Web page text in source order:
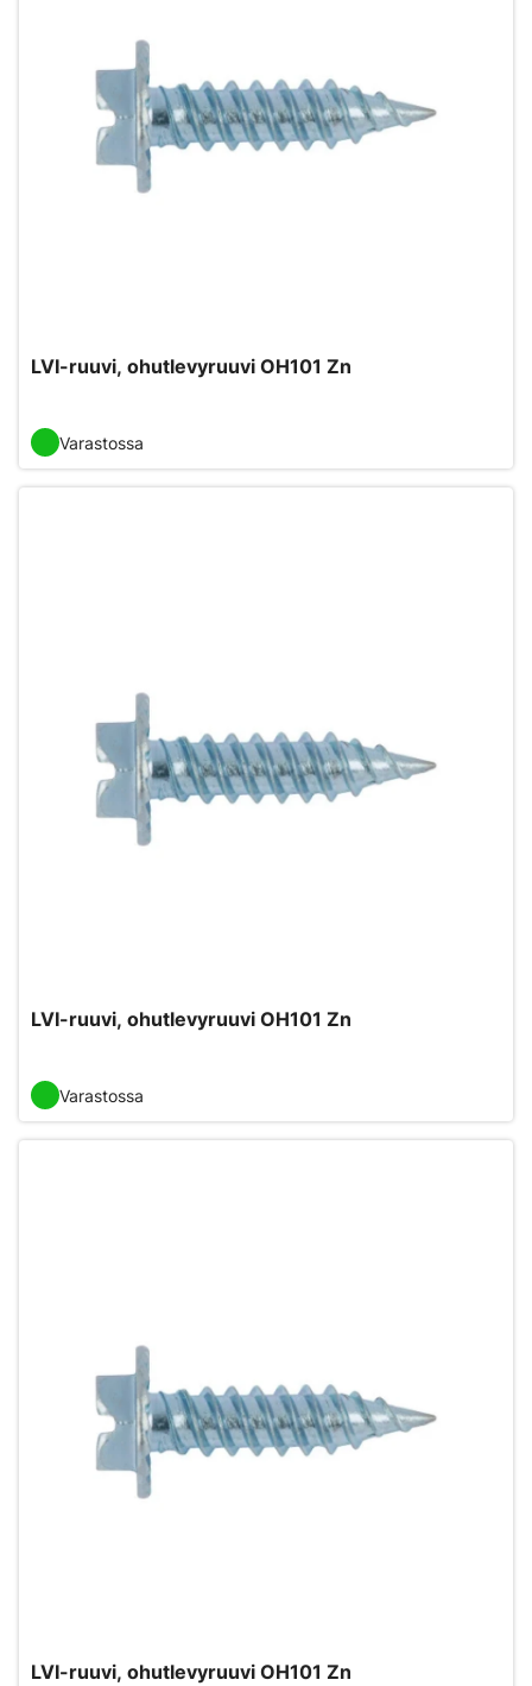
LVI-ruuvi, ohutlevyruuvi OH101 Zn
Varastossa
LVI-ruuvi, ohutlevyruuvi OH101 Zn
Varastossa
LVI-ruuvi, ohutlevyruuvi OH101 Zn